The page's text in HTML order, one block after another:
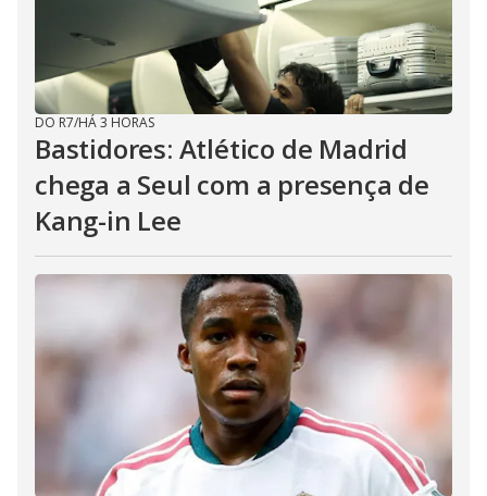
DO R7/HÁ 3 HORAS
Bastidores: Atlético de Madrid
chega a Seul com a presença de
Kang-in Lee